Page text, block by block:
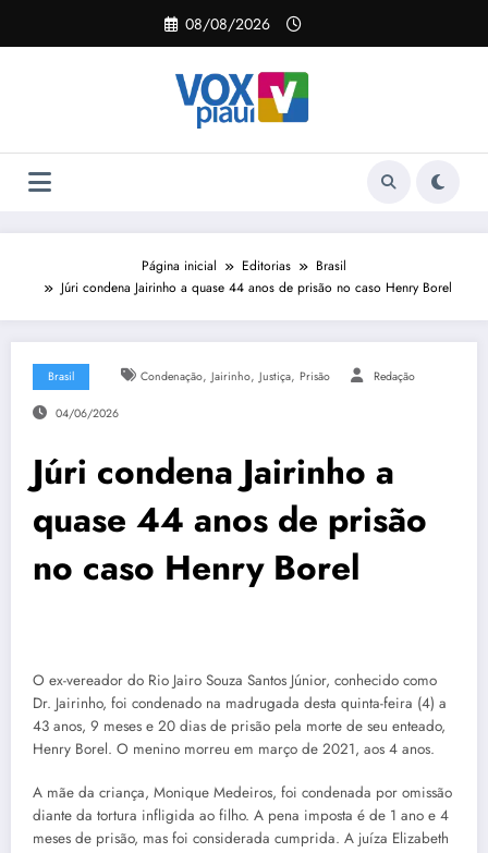
o
08/08/2026
Página inicial Editorias
Brasil
Júri condena Jairinho a quase 44 anos de prisão no caso Henry Borel
Brasil Condenação, Jairinho, Justiça, Prisão Redação
04/06/2026
Júri condena Jairinho a
quase 44 anos de prisão
no caso Henry Borel
O ex-vereador do Rio Jairo Souza Santos Júnior, conhecido como
Dr. Jairinho, foi condenado na madrugada desta quinta-feira (4) a
43 anos, 9 meses e 20 dias de prisão pela morte de seu enteado,
Henry Borel. O menino morreu em março de 2021, aos 4 anos.
A mãe da criança, Monique Medeiros, foi condenada por omissão
diante da tortura infligida ao filho. A pena imposta é de 1 ano e 4
meses de prisão, mas foi considerada cumprida. A juíza Elizabeth